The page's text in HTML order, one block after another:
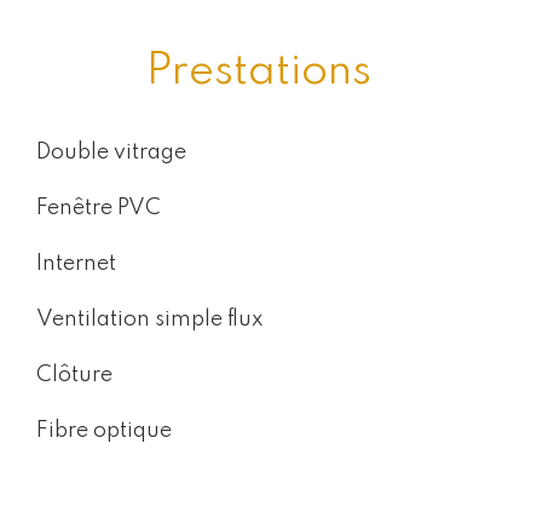
Prestations
Double vitrage
Fenêtre PVC
Internet
Ventilation simple flux
Clôture
Fibre optique